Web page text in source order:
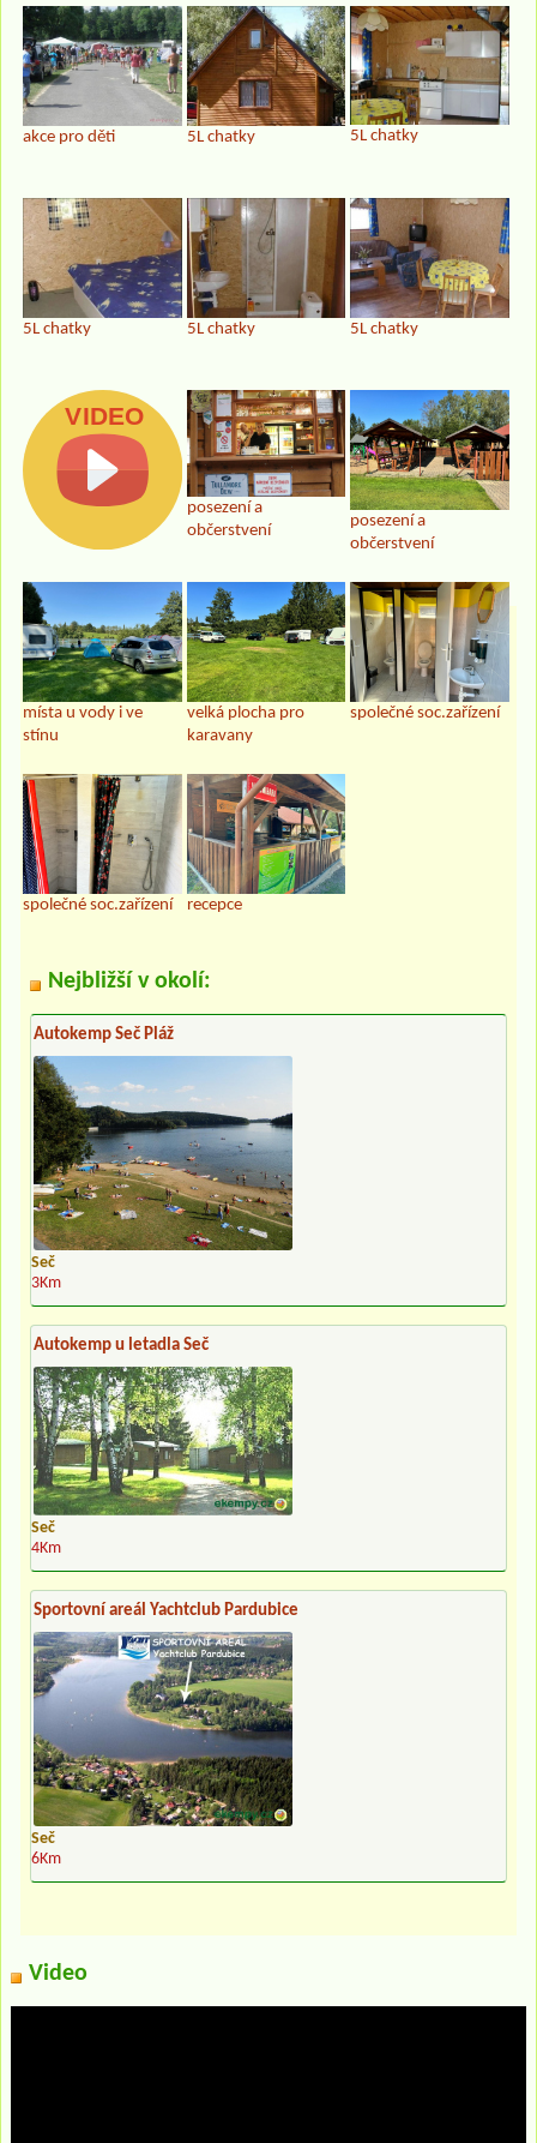
akce pro děti 5L chatky 5L chatky
5L chatky 5L chatky 5L chatky
posezení a
občerstvení
posezení a
občerstvení
místa u vody i ve
stínu
velká plocha pro
karavany
společné soc.zařízení
společné soc.zařízení recepce
Nejbližší v okolí:
Autokemp Seč Pláž
Seč
3Km
Autokemp u letadla Seč
Seč
4Km
Sportovní areál Yachtclub Pardubice
Seč
6Km
Video